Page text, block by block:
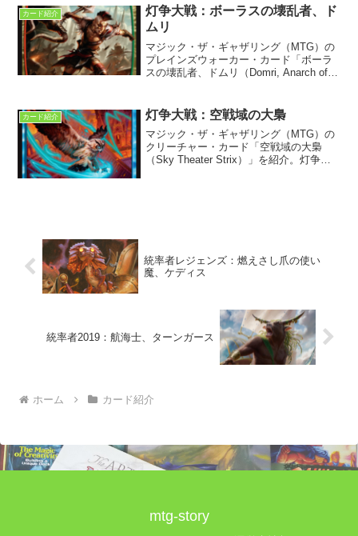
ラビックと、ライバルのモイラを解説す
る。
カード紹介
灯争大戦：ボーラスの壊乱者、ド
ムリ
マジック・ザ・ギャザリング（MTG）の
プレインズウォーカー・カード「ボーラ
スの壊乱者、ドムリ（Domri, Anarch of
カード紹介 灯争大戦：空戦域の大梟
マジック・ザ・ギャザリング（MTG）の
クリーチャー・カード「空戦域の大梟
（Sky Theater Strix）」を紹介。灯争大
統率者レジェンズ：燃えさし爪の使い
魔、ケディス
統率者2019：航海士、ターンガース
ホーム カード紹介
mtg-story